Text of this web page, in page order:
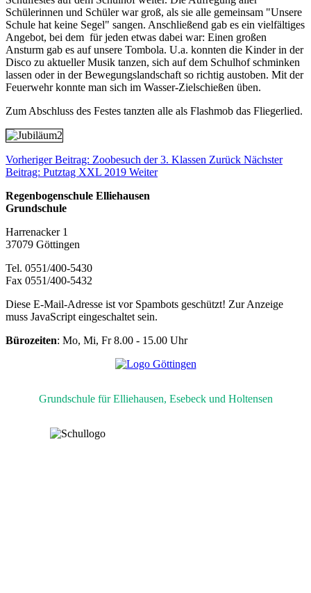
Schülerinnen und Schüler war groß, als sie alle gemeinsam "Unsere
Schule hat keine Segel" sangen. Anschließend gab es ein vielfältiges
Angebot, bei dem für jeden etwas dabei war: Einen großen
Ansturm gab es auf unsere Tombola. U.a. konnten die Kinder in der
Disco zu aktueller Musik tanzen, sich auf dem Schulhof schminken
lassen oder in der Bewegungslandschaft so richtig austoben. Mit der
Feuerwehr konnte man sich im Wasser-Zielschießen üben.
Zum Abschluss des Festes tanzten alle als Flashmob das Fliegerlied.
Vorheriger Beitrag: Zoobesuch der 3. Klassen Zurück Nächster
Beitrag: Putztag XXL 2019 Weiter
Regenbogenschule Elliehausen
Grundschule
Harrenacker 1
37079 Göttingen
Tel. 0551/400-5430
Fax 0551/400-5432
Diese E-Mail-Adresse ist vor Spambots geschützt! Zur Anzeige
muss JavaScript eingeschaltet sein.
Bürozeiten: Mo, Mi, Fr 8.00 - 15.00 Uhr
Grundschule für Elliehausen, Esebeck und Holtensen